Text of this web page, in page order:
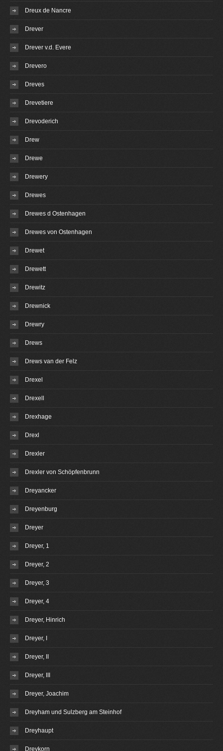
Dreux de Nancre
Drever
Drever v.d. Evere
Drevero
Dreves
Drevetiere
Drevoderich
Drew
Drewe
Drewery
Drewes
Drewes d Ostenhagen
Drewes von Ostenhagen
Drewet
Drewett
Drewitz
Drewnick
Drewry
Drews
Drews van der Felz
Drexel
Drexell
Drexhage
Drexl
Drexler
Drexler von Schöpfenbrunn
Dreyancker
Dreyenburg
Dreyer
Dreyer, 1
Dreyer, 2
Dreyer, 3
Dreyer, 4
Dreyer, Hinrich
Dreyer, I
Dreyer, II
Dreyer, III
Dreyer, Joachim
Dreyham und Sulzberg am Steinhof
Dreyhaupt
Dreykorn